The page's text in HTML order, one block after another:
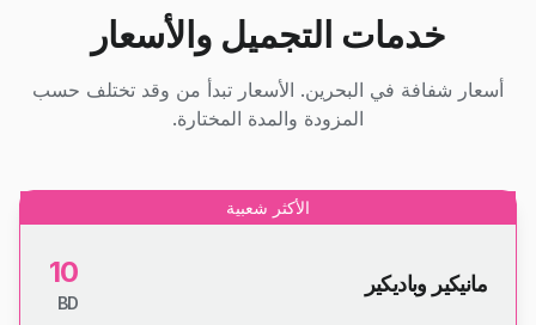
خدمات التجميل والأسعار
أسعار شفافة في البحرين. الأسعار تبدأ من وقد تختلف حسب
المزودة والمدة المختارة.
الأكثر شعبية
مانيكير وباديكير 10
BD